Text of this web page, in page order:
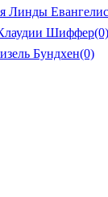
Линды
Шиффер(0)
Бундхен(0)